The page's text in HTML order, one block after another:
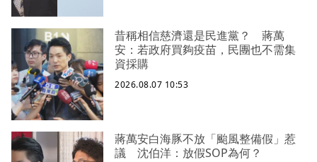
昔稱相信慈濟還是民進黨？ 蔣萬
安：若政府買夠疫苗，民團也不需集
資採購
2026.08.07 10:53
蔣萬安白海豚不放「颱風整備假」惹
議 沈伯洋：放假SOP為何？